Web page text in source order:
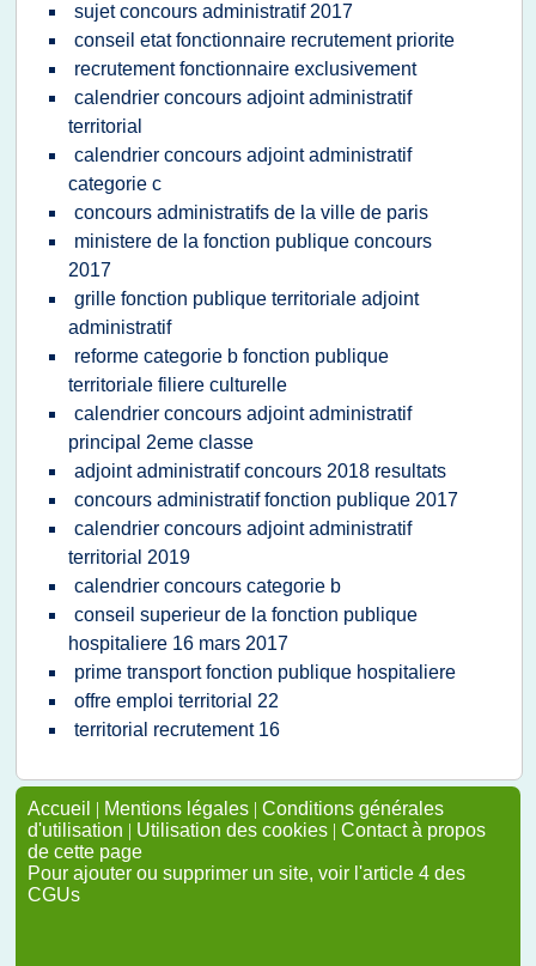
sujet concours administratif 2017
conseil etat fonctionnaire recrutement priorite
recrutement fonctionnaire exclusivement
calendrier concours adjoint administratif
territorial
calendrier concours adjoint administratif
categorie c
concours administratifs de la ville de paris
ministere de la fonction publique concours
2017
grille fonction publique territoriale adjoint
administratif
reforme categorie b fonction publique
territoriale filiere culturelle
calendrier concours adjoint administratif
principal 2eme classe
adjoint administratif concours 2018 resultats
concours administratif fonction publique 2017
calendrier concours adjoint administratif
territorial 2019
calendrier concours categorie b
conseil superieur de la fonction publique
hospitaliere 16 mars 2017
prime transport fonction publique hospitaliere
offre emploi territorial 22
territorial recrutement 16
Accueil | Mentions légales | Conditions générales
d'utilisation | Utilisation des cookies | Contact à propos
de cette page
Pour ajouter ou supprimer un site, voir l'article 4 des
CGUs